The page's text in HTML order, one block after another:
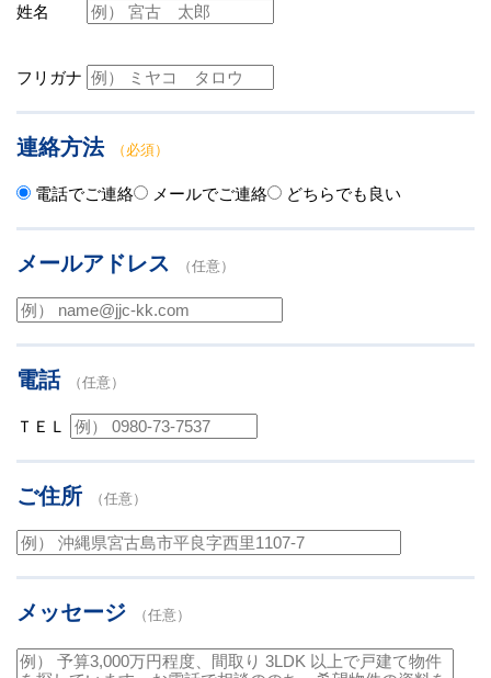
姓名
フリガナ
連絡方法 （必須）
電話でご連絡 メールでご連絡 どちらでも良い
メールアドレス （任意）
電話 （任意）
ＴＥＬ
ご住所 （任意）
メッセージ （任意）